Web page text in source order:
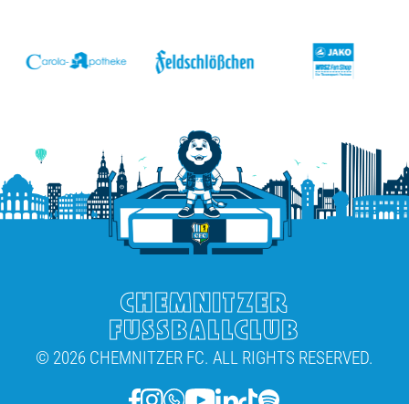
CHEMNITZER
FUSSBALLCLUB
© 2026 CHEMNITZER FC. ALL RIGHTS RESERVED.